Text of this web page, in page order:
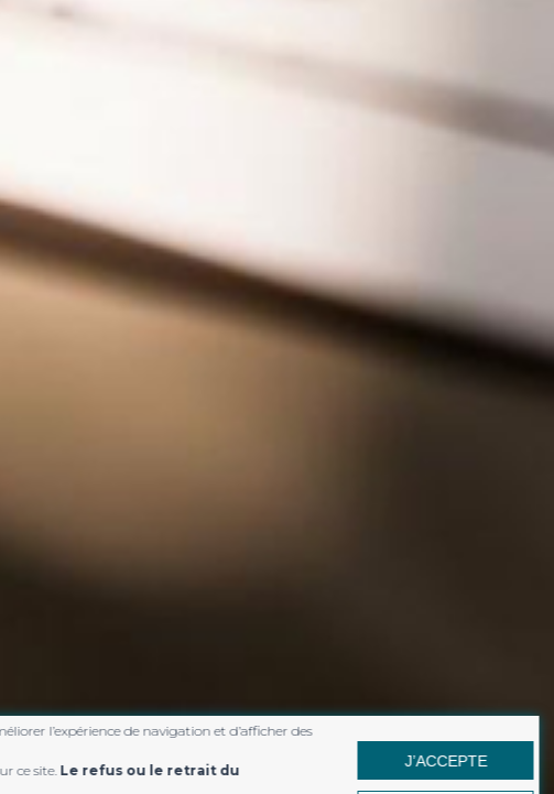
l’expérience de navigation et d’afficher des
ce site. Le refus ou le retrait du
J’ACCEPTE